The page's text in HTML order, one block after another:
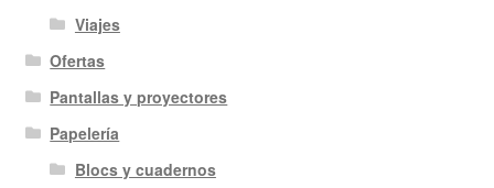
Viajes
Ofertas
Pantallas y proyectores
Papelería
Blocs y cuadernos